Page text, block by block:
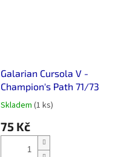
Galarian Cursola V -
Champion's Path 71/73
Průměrné
produktu
Skladem (1 ks)
75 Kč